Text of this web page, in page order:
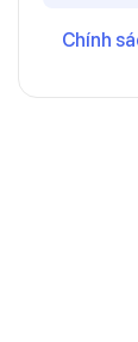
Chính